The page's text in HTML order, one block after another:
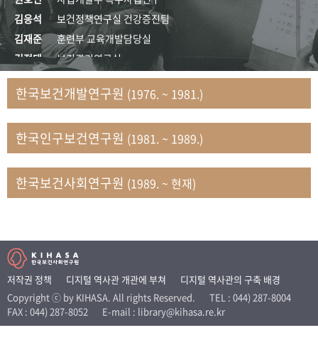
50+1주년 기념
성과 50선 숫자로 보는 50년
세계와 함께 한 KIHASA
VR 역사관
김응석
보건정책연구실 건강증진팀
김재준
훈련부 교육개발담당실
김정태
보건관리연구실
김지자
연구부 사회개발담당실
김태룡
조사평가부 연구과
문현상
가족복지연구실 인구가족연구팀
박인화
보건정책연구실
박재빈
연구부 인구역학담당실
변종화
보건정책연구실 건강증진팀
송건용
보건정책연구실
송태민
정보통계연구실 빅데이터연구센터
신희설
사업개발부 국제협력연구실
이규식
의료보험연구실
이문기
훈련부
한국보건개발연구원 (1976. ~ 1981.)
한국인구보건연구원 (1981. ~ 1989.)
한국보건사회연구원 (1989. ~ 현재)
저작권 정책 디지털 역사관 개관에 부쳐
디지털 역사관의 구축 배경
Copyright ⓒ by KIHASA. All rights Reserved.
TEL : 044) 287-8004
FAX : 044) 287-8052
E-mail : library@kihasa.re.kr